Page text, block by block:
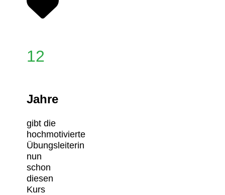
12
Jahre
gibt die
hochmotivierte
Übungsleiterin
nun
schon
diesen
Kurs